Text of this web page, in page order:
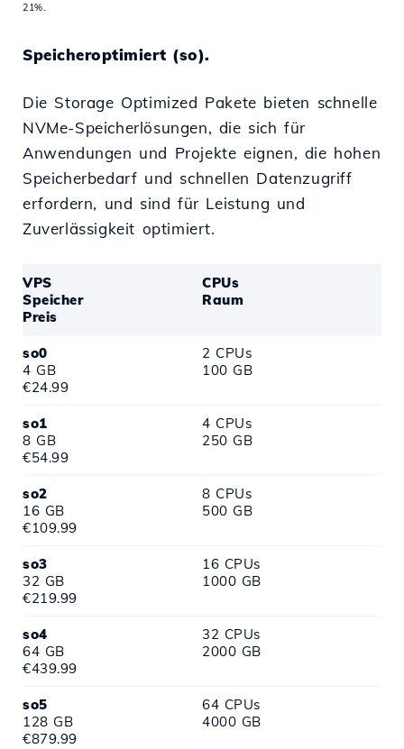
21%.
Speicheroptimiert (so).
Die Storage Optimized Pakete bieten schnelle
NVMe-Speicherlösungen, die sich für
Anwendungen und Projekte eignen, die hohen
Speicherbedarf und schnellen Datenzugriff
erfordern, und sind für Leistung und
Zuverlässigkeit optimiert.
VPS
CPUs
Speicher
Raum
Preis
so0
2 CPUs
4 GB
100 GB
€24.99
so1
4 CPUs
8 GB
250 GB
€54.99
so2
8 CPUs
16 GB
500 GB
€109.99
so3
16 CPUs
32 GB
1000 GB
€219.99
so4
32 CPUs
64 GB
2000 GB
€439.99
so5
64 CPUs
128 GB
4000 GB
€879.99